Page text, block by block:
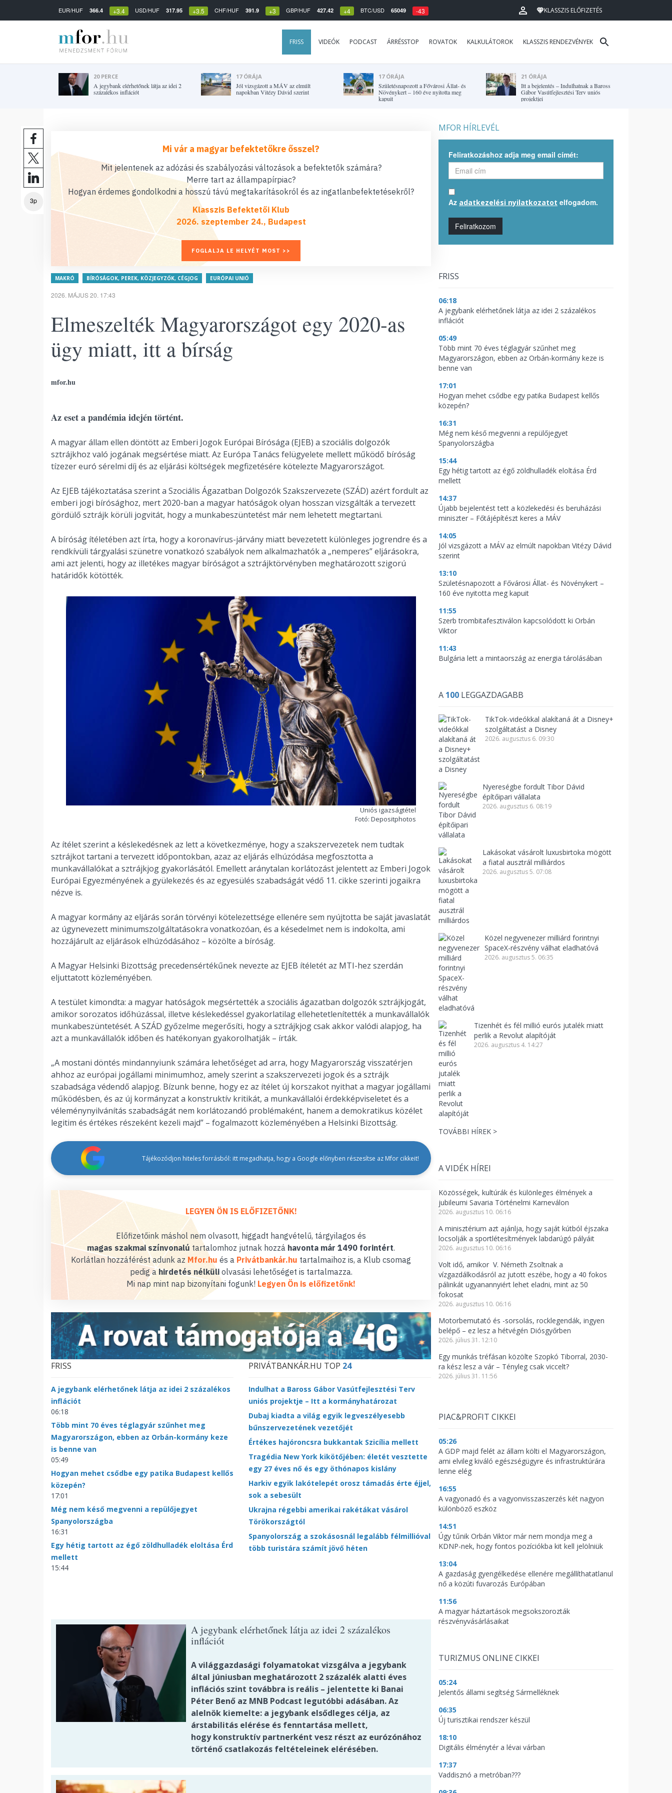
EUR/HUF 366.4 +3.4 USD/HUF 317.95 +3.5 CHF/HUF 391.9 +3 GBP/HUF 427.42 +4 BTC/USD 65049 -43 KLASSZIS ELŐFIZETÉS
FRISS VIDEÓK PODCAST ÁRRÉSSTOP ROVATOK KALKULÁTOROK KLASSZIS RENDEZVÉNYEK
20 PERCE
A jegybank elérhetőnek látja az idei 2
százalékos inflációt
17 ÓRÁJA
Jól vizsgázott a MÁV az elmúlt
napokban Vitézy Dávid szerint
17 ÓRÁJA
Születésnapozott a Fővárosi Állat- és
Növénykert – 160 éve nyitotta meg
kapuit
21 ÓRÁJA
Itt a bejelentés – Indulhatnak a Baross
Gábor Vasútfejlesztési Terv uniós
projektjei
3p
Mi vár a magyar befektetőkre ősszel?
Mit jelentenek az adózási és szabályozási változások a befektetők számára?
Merre tart az állampapírpiac?
Hogyan érdemes gondolkodni a hosszú távú megtakarításokról és az ingatlanbefektetésekről?
Klasszis Befektetői Klub
2026. szeptember 24., Budapest
FOGLALJA LE HELYÉT MOST >>
MAKRÓ BÍRÓSÁGOK, PEREK, KÖZJEGYZŐK, CÉGJOG EURÓPAI UNIÓ
2026. MÁJUS 20. 17:43
Elmeszelték Magyarországot egy 2020-as
ügy miatt, itt a bírság
mfor.hu
Az eset a pandémia idején történt.
A magyar állam ellen döntött az Emberi Jogok Európai Bírósága (EJEB) a szociális dolgozók
sztrájkhoz való jogának megsértése miatt. Az Európa Tanács felügyelete mellett működő bíróság
tízezer euró sérelmi díj és az eljárási költségek megfizetésére kötelezte Magyarországot.
Az EJEB tájékoztatása szerint a Szociális Ágazatban Dolgozók Szakszervezete (SZÁD) azért fordult az
emberi jogi bírósághoz, mert 2020-ban a magyar hatóságok olyan hosszan vizsgálták a tervezett
gördülő sztrájk körüli jogvitát, hogy a munkabeszüntetést már nem lehetett megtartani.
A bíróság ítéletében azt írta, hogy a koronavírus-járvány miatt bevezetett különleges jogrendre és a
rendkívüli tárgyalási szünetre vonatkozó szabályok nem alkalmazhatók a „nemperes” eljárásokra,
ami azt jelenti, hogy az illetékes magyar bíróságot a sztrájktörvényben meghatározott szigorú
határidők kötötték.
Uniós igazságtétel
Fotó: Depositphotos
Az ítélet szerint a késlekedésnek az lett a következménye, hogy a szakszervezetek nem tudtak
sztrájkot tartani a tervezett időpontokban, azaz az eljárás elhúzódása megfosztotta a
munkavállalókat a sztrájkjog gyakorlásától. Emellett aránytalan korlátozást jelentett az Emberi Jogok
Európai Egyezményének a gyülekezés és az egyesülés szabadságát védő 11. cikke szerinti jogaikra
nézve is.
A magyar kormány az eljárás során törvényi kötelezettsége ellenére sem nyújtotta be saját javaslatát
az úgynevezett minimumszolgáltatásokra vonatkozóan, és a késedelmet nem is indokolta, ami
hozzájárult az eljárások elhúzódásához – közölte a bíróság.
A Magyar Helsinki Bizottság precedensértékűnek nevezte az EJEB ítéletét az MTI-hez szerdán
eljuttatott közleményében.
A testület kimondta: a magyar hatóságok megsértették a szociális ágazatban dolgozók sztrájkjogát,
amikor sorozatos időhúzással, illetve késlekedéssel gyakorlatilag ellehetetlenítették a munkavállalók
munkabeszüntetését. A SZÁD győzelme megerősíti, hogy a sztrájkjog csak akkor valódi alapjog, ha
azt a munkavállalók időben és hatékonyan gyakorolhatják – írták.
„A mostani döntés mindannyiunk számára lehetőséget ad arra, hogy Magyarország visszatérjen
ahhoz az európai jogállami minimumhoz, amely szerint a szakszervezeti jogok és a sztrájk
szabadsága védendő alapjog. Bízunk benne, hogy ez az ítélet új korszakot nyithat a magyar jogállami
működésben, és az új kormányzat a konstruktív kritikát, a munkavállalói érdekképviseletet és a
véleménynyilvánítás szabadságát nem korlátozandó problémaként, hanem a demokratikus közélet
legitim és értékes részeként kezeli majd” – fogalmazott közleményében a Helsinki Bizottság.
Tájékozódjon hiteles forrásból: itt megadhatja, hogy a Google előnyben részesítse az Mfor cikkeit!
LEGYEN ÖN IS ELŐFIZETŐNK!
Előfizetőink máshol nem olvasott, higgadt hangvételű, tárgyilagos és
magas szakmai színvonalú tartalomhoz jutnak hozzá havonta már 1490 forintért.
Korlátlan hozzáférést adunk az Mfor.hu és a Privátbankár.hu tartalmaihoz is, a Klub csomag
pedig ahirdetés nélküliolvasási lehetőséget is tartalmazza.
Mi nap mint nap bizonyítani fogunk! Legyen Ön is előfizetőnk!
FRISS
A jegybank elérhetőnek látja az idei 2 százalékos
inflációt
06:18
Több mint 70 éves téglagyár szűnhet meg
Magyarországon, ebben az Orbán-kormány keze
is benne van
05:49
Hogyan mehet csődbe egy patika Budapest kellős
közepén?
17:01
Még nem késő megvenni a repülőjegyet
Spanyolországba
16:31
Egy hétig tartott az égő zöldhulladék eloltása Érd
mellett
15:44
PRIVÁTBANKÁR.HU TOP 24
Indulhat a Baross Gábor Vasútfejlesztési Terv
uniós projektje – Itt a kormányhatározat
Dubaj kiadta a világ egyik legveszélyesebb
bűnszervezetének vezetőjét
Értékes hajóroncsra bukkantak Szicília mellett
Tragédia New York kikötőjében: életét vesztette
egy 27 éves nő és egy öthónapos kislány
Harkiv egyik lakótelepét orosz támadás érte éjjel,
sok a sebesült
Ukrajna régebbi amerikai rakétákat vásárol
Törökországtól
Spanyolország a szokásosnál legalább félmillióval
több turistára számít jövő héten
A jegybank elérhetőnek látja az idei 2 százalékos
inflációt
A világgazdasági folyamatokat vizsgálva a jegybank
által júniusban meghatározott 2 százalék alatti éves
inflációs szint továbbra is reális – jelentette ki Banai
Péter Benő az MNB Podcast legutóbbi adásában. Az
alelnök kiemelte: a jegybank elsődleges célja, az
árstabilitás elérése és fenntartása mellett,
hogy konstruktív partnerként vesz részt az eurózónához
történő csatlakozás feltételeinek elérésében.
MFOR HÍRLEVÉL
Feliratkozáshoz adja meg email címét:
Az adatkezelési nyilatkozatot elfogadom.
Feliratkozom
FRISS
06:18
A jegybank elérhetőnek látja az idei 2 százalékos
inflációt
05:49
Több mint 70 éves téglagyár szűnhet meg
Magyarországon, ebben az Orbán-kormány keze is
benne van
17:01
Hogyan mehet csődbe egy patika Budapest kellős
közepén?
16:31
Még nem késő megvenni a repülőjegyet
Spanyolországba
15:44
Egy hétig tartott az égő zöldhulladék eloltása Érd
mellett
14:37
Újabb bejelentést tett a közlekedési és beruházási
miniszter – Főtájépítészt keres a MÁV
14:05
Jól vizsgázott a MÁV az elmúlt napokban Vitézy Dávid
szerint
13:10
Születésnapozott a Fővárosi Állat- és Növénykert –
160 éve nyitotta meg kapuit
11:55
Szerb trombitafesztiválon kapcsolódott ki Orbán
Viktor
11:43
Bulgária lett a mintaország az energia tárolásában
A 100 LEGGAZDAGABB
TikTok-videókkal alakítaná át a Disney+
szolgáltatást a Disney
2026. augusztus 6. 09:30
Nyereségbe fordult Tibor Dávid
építőipari vállalata
2026. augusztus 6. 08:19
Lakásokat vásárolt luxusbirtoka mögött
a fiatal ausztrál milliárdos
2026. augusztus 5. 07:08
Közel negyvenezer milliárd forintnyi
SpaceX-részvény válhat eladhatóvá
2026. augusztus 5. 06:35
Tizenhét és fél millió eurós jutalék miatt
perlik a Revolut alapítóját
2026. augusztus 4. 14:27
TOVÁBBI HÍREK >
A VIDÉK HÍREI
Közösségek, kultúrák és különleges élmények a
jubileumi Savaria Történelmi Karneválon
2026. augusztus 10. 06:16
A minisztérium azt ajánlja, hogy saját kútból éjszaka
locsolják a sportlétesítmények labdarúgó pályáit
2026. augusztus 10. 06:16
Volt idő, amikor V. Németh Zsoltnak a
vízgazdálkodásról az jutott eszébe, hogy a 40 fokos
pálinkát ugyanannyiért lehet eladni, mint az 50
fokosat
2026. augusztus 10. 06:16
Motorbemutató és -sorsolás, rocklegendák, ingyen
belépő – ez lesz a hétvégén Diósgyőrben
2026. július 31. 12:10
Egy munkás tréfásan közölte Szopkó Tiborral, 2030-
ra kész lesz a vár – Tényleg csak viccelt?
2026. július 31. 11:56
PIAC&PROFIT CIKKEI
05:26
A GDP majd felét az állam költi el Magyarországon,
ami elvileg kiváló egészségügyre és infrastruktúrára
lenne elég
16:55
A vagyonadó és a vagyonvisszaszerzés két nagyon
különböző eszköz
14:51
Úgy tűnik Orbán Viktor már nem mondja meg a
KDNP-nek, hogy fontos pozíciókba kit kell jelölniük
13:04
A gazdaság gyengélkedése ellenére megállíthatatlanul
nő a közúti fuvarozás Európában
11:56
A magyar háztartások megsokszorozták
részvényvásárlásaikat
TURIZMUS ONLINE CIKKEI
05:24
Jelentős állami segítség Sármelléknek
06:35
Új turisztikai rendszer készül
18:10
Digitális élménytér a lévai várban
17:37
Vaddisznó a metróban???